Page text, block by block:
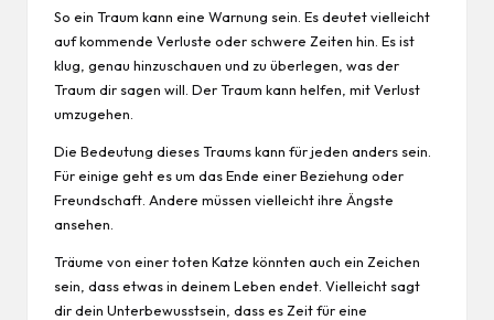
So ein Traum kann eine Warnung sein. Es deutet vielleicht
auf kommende Verluste oder schwere Zeiten hin. Es ist
klug, genau hinzuschauen und zu überlegen, was der
Traum dir sagen will. Der Traum kann helfen, mit Verlust
umzugehen.
Die Bedeutung dieses Traums kann für jeden anders sein.
Für einige geht es um das Ende einer Beziehung oder
Freundschaft. Andere müssen vielleicht ihre Ängste
ansehen.
Träume von einer toten Katze könnten auch ein Zeichen
sein, dass etwas in deinem Leben endet. Vielleicht sagt
dir dein Unterbewusstsein, dass es Zeit für eine